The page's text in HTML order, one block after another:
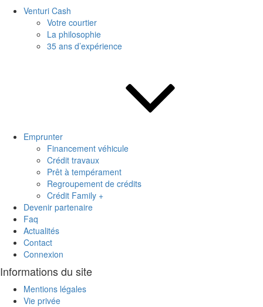
Venturi Cash
Votre courtier
La philosophie
35 ans d’expérience
Emprunter
Financement véhicule
Crédit travaux
Prêt à tempérament
Regroupement de crédits
Crédit Family +
Devenir partenaire
Faq
Actualités
Contact
Connexion
Informations du site
Mentions légales
Vie privée